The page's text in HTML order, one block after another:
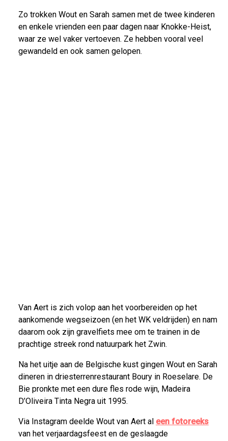
Zo trokken Wout en Sarah samen met de twee kinderen
en enkele vrienden een paar dagen naar Knokke-Heist,
waar ze wel vaker vertoeven. Ze hebben vooral veel
gewandeld en ook samen gelopen.
Van Aert is zich volop aan het voorbereiden op het
aankomende wegseizoen (en het WK veldrijden) en nam
daarom ook zijn gravelfiets mee om te trainen in de
prachtige streek rond natuurpark het Zwin.
Na het uitje aan de Belgische kust gingen Wout en Sarah
dineren in driesterrenrestaurant Boury in Roeselare. De
Bie pronkte met een dure fles rode wijn, Madeira
D’Oliveira Tinta Negra uit 1995.
Via Instagram deelde Wout van Aert al een fotoreeks
van het verjaardagsfeest en de geslaagde